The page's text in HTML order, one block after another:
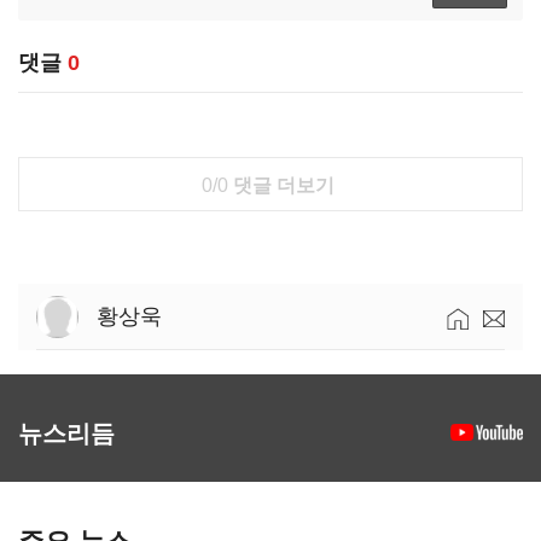
댓글 0
0/0 댓글 더보기
황상욱
뉴스리듬